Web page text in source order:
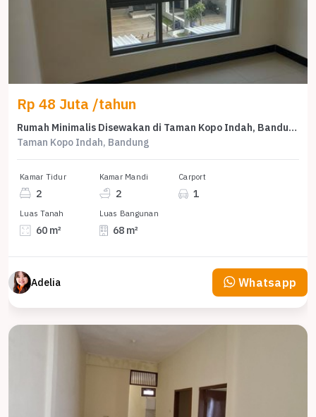
Rp 48 Juta /tahun
Rumah Minimalis Disewakan di Taman Kopo Indah, Bandung, Harga Ekonomis
Taman Kopo Indah, Bandung
Kamar Tidur
2
Kamar Mandi
2
Carport
1
Luas Tanah
60 m²
Luas Bangunan
68 m²
Adelia Whatsapp